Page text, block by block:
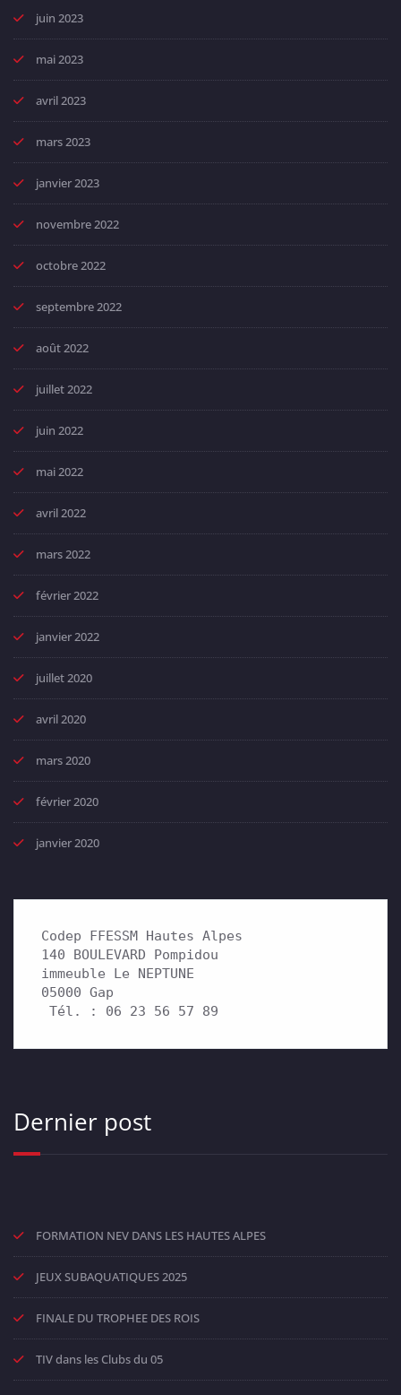
juin 2023
mai 2023
avril 2023
mars 2023
janvier 2023
novembre 2022
octobre 2022
septembre 2022
août 2022
juillet 2022
juin 2022
mai 2022
avril 2022
mars 2022
février 2022
janvier 2022
juillet 2020
avril 2020
mars 2020
février 2020
janvier 2020
Codep FFESSM Hautes Alpes
140 BOULEVARD Pompidou
immeuble Le NEPTUNE
05000 Gap
Tél. : 06 23 56 57 89
Dernier post
FORMATION NEV DANS LES HAUTES ALPES
JEUX SUBAQUATIQUES 2025
FINALE DU TROPHEE DES ROIS
TIV dans les Clubs du 05